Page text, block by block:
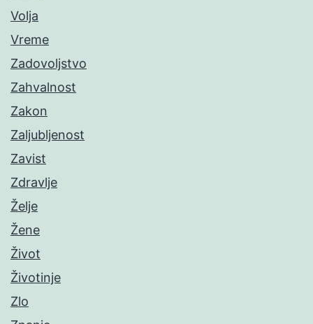
Volja
Vreme
Zadovoljstvo
Zahvalnost
Zakon
Zaljubljenost
Zavist
Zdravlje
Želje
Žene
Život
Životinje
Zlo